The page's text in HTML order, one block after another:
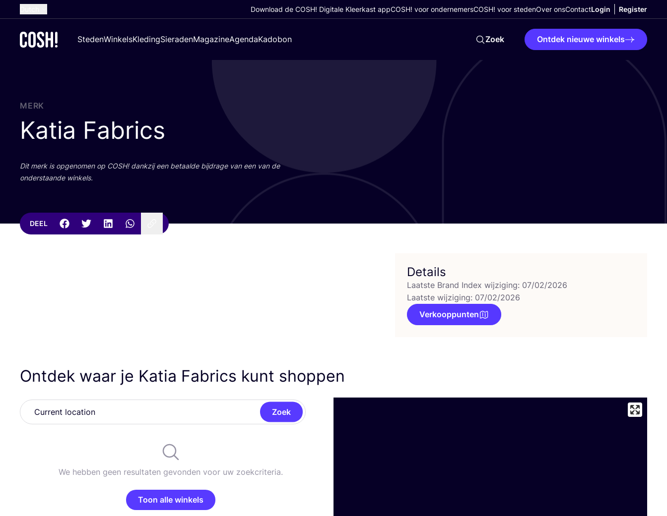
French
Croatian
Download de COSH! Digitale Kleerkast appCOSH! voor ondernemersCOSH! voor stedenOver onsContactLogin Register
StedenWinkelsKledingSieradenMagazineAgendaKadobon Zoek Ontdek nieuwe winkels
MERK
Katia Fabrics
Dit merk is opge­no­men op COSH! dank­zij een betaal­de bij­dra­ge van een van de
onder­staan­de winkels.
DEEL
Details
Laatste Brand Index wijziging: 07/02/2026
Laatste wijziging: 07/02/2026
Verkooppunten
Ontdek waar je Katia Fabrics kunt shoppen
Zoek
We hebben geen resultaten gevonden voor uw zoekcriteria.
Toon alle winkels